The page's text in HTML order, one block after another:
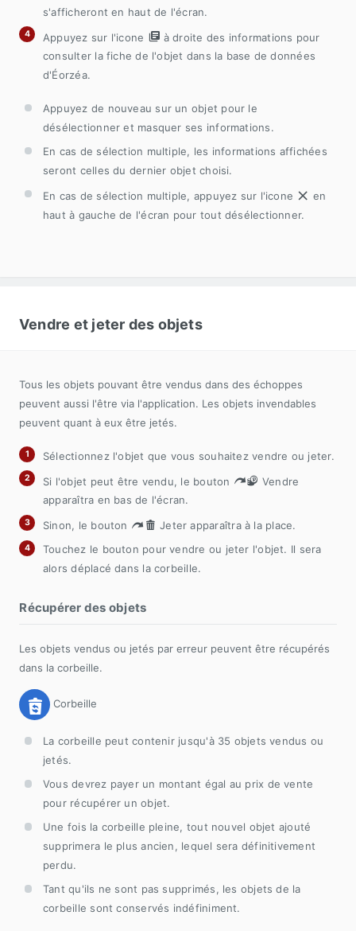
s'afficheront en haut de l'écran.
Appuyez sur l'icone
à droite des informations pour
consulter la fiche de l'objet dans la base de données
d'Éorzéa.
Appuyez de nouveau sur un objet pour le
désélectionner et masquer ses informations.
En cas de sélection multiple, les informations affichées
seront celles du dernier objet choisi.
En cas de sélection multiple, appuyez sur l'icone
en
haut à gauche de l'écran pour tout désélectionner.
Vendre et jeter des objets
Tous les objets pouvant être vendus dans des échoppes
peuvent aussi l'être via l'application. Les objets invendables
peuvent quant à eux être jetés.
Sélectionnez l'objet que vous souhaitez vendre ou jeter.
Si l'objet peut être vendu, le bouton
Vendre
apparaîtra en bas de l'écran.
Sinon, le bouton
Jeter apparaîtra à la place.
Touchez le bouton pour vendre ou jeter l'objet. Il sera
alors déplacé dans la corbeille.
Récupérer des objets
Les objets vendus ou jetés par erreur peuvent être récupérés
dans la corbeille.
Corbeille
La corbeille peut contenir jusqu'à 35 objets vendus ou
jetés.
Vous devrez payer un montant égal au prix de vente
pour récupérer un objet.
Une fois la corbeille pleine, tout nouvel objet ajouté
supprimera le plus ancien, lequel sera définitivement
perdu.
Tant qu'ils ne sont pas supprimés, les objets de la
corbeille sont conservés indéfiniment.